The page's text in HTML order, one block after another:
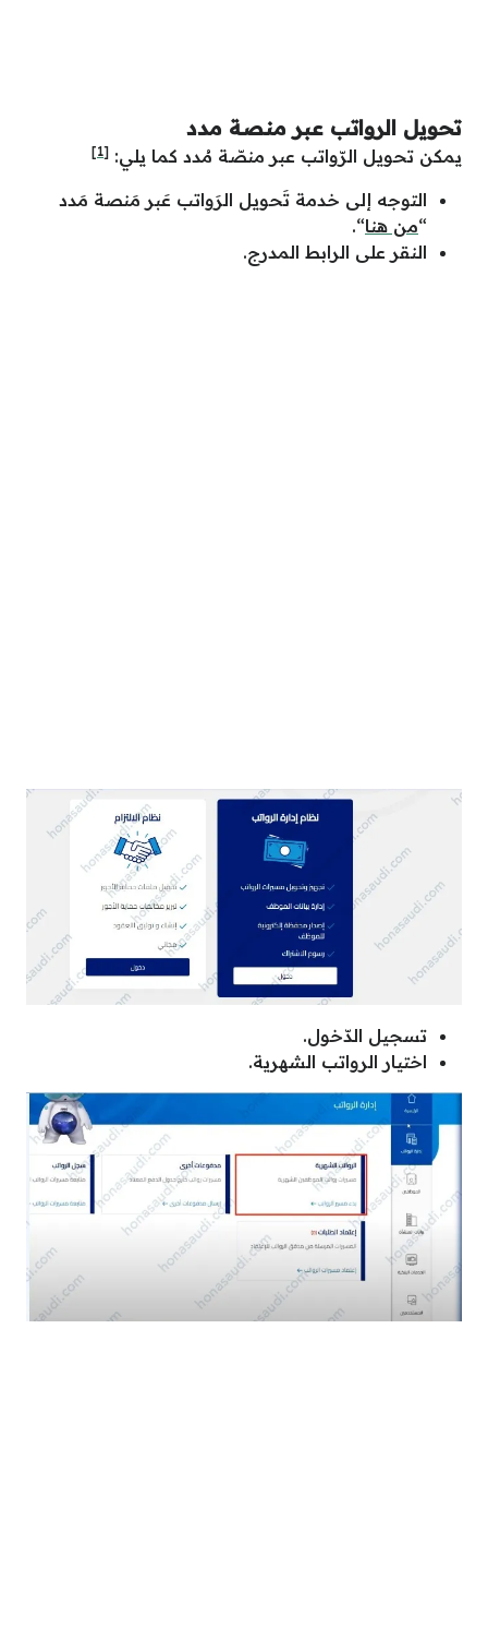
تحويل الرواتب عبر منصة مدد
يمكن تحويل الرّواتب عبر منصّة مُدد كما يلي: [1]
التوجه إلى خدمة تَحويل الرَواتب عَبر مَنصة مَدد
“من هنا“.
النقر على الرابط المدرج.
تسجيل الدّخول.
اختيار الرواتب الشهرية.